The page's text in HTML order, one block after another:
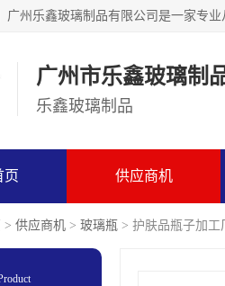
广州市乐鑫玻璃制
乐鑫玻璃制品
页 供应商机
> 供应商机 > 玻璃瓶 > 护肤品瓶子加工